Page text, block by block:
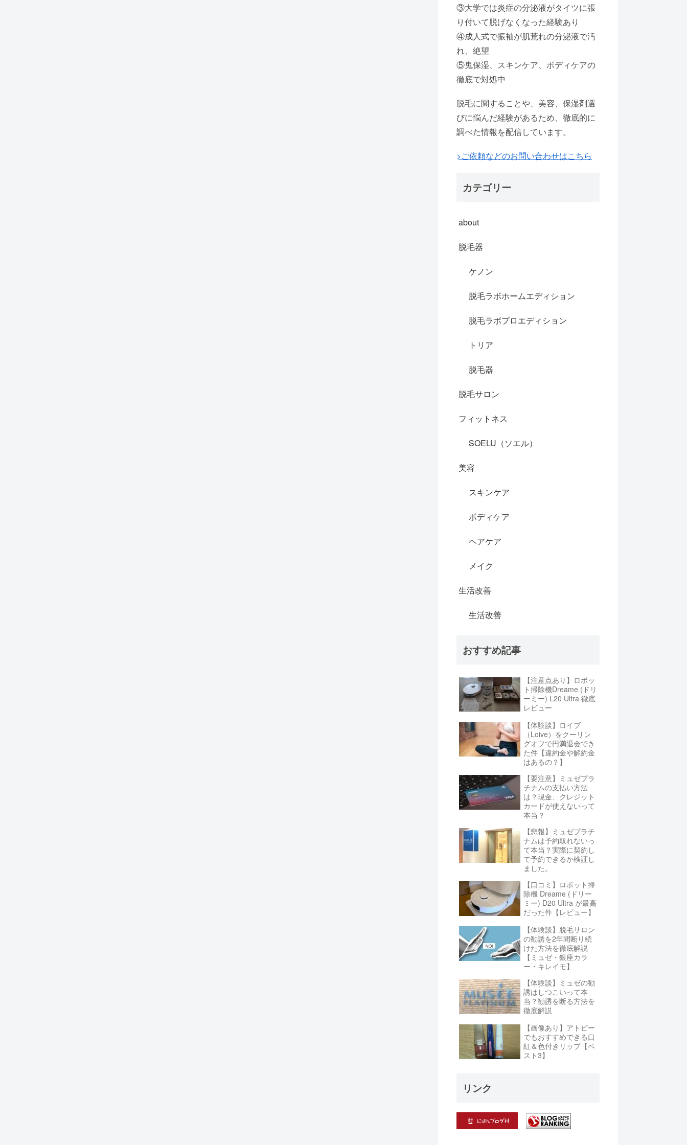
③大学では炎症の分泌液がタイツに張
り付いて脱げなくなった経験あり
④成人式で振袖が肌荒れの分泌液で汚
れ、絶望
⑤鬼保湿、スキンケア、ボディケアの
徹底で対処中
脱毛に関することや、美容、保湿剤選
びに悩んだ経験があるため、徹底的に
調べた情報を配信しています。
>ご依頼などのお問い合わせはこちら
カテゴリー
about
脱毛器
ケノン
脱毛ラボホームエディション
脱毛ラボプロエディション
トリア
脱毛器
脱毛サロン
フィットネス
SOELU（ソエル）
美容
スキンケア
ボディケア
ヘアケア
メイク
生活改善
生活改善
おすすめ記事
【注意点あり】ロボッ
ト掃除機Dreame (ドリ
ーミー) L20 Ultra 徹底
レビュー
【体験談】ロイブ
（Loive）をクーリン
グオフで円満退会でき
た件【違約金や解約金
はあるの？】
【要注意】ミュゼプラ
チナムの支払い方法
は？現金、クレジット
カードが使えないって
本当？
【悲報】ミュゼプラチ
ナムは予約取れないっ
て本当？実際に契約し
て予約できるか検証し
ました。
【口コミ】ロボット掃
除機 Dreame (ドリー
ミー) D20 Ultra が最高
だった件【レビュー】
【体験談】脱毛サロン
の勧誘を2年間断り続
けた方法を徹底解説
【ミュゼ・銀座カラ
ー・キレイモ】
【体験談】ミュゼの勧
誘はしつこいって本
当？勧誘を断る方法を
徹底解説
【画像あり】アトピー
でもおすすめできる口
紅＆色付きリップ【ベ
スト3】
リンク